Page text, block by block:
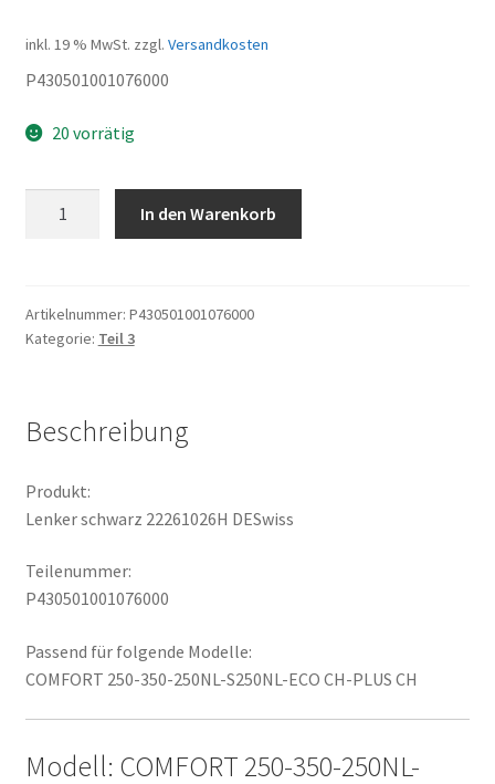
inkl. 19 % MwSt. zzgl. Versandkosten
P430501001076000
20 vorrätig
Menge
In den Warenkorb
Artikelnummer: P430501001076000
Kategorie: Teil 3
Beschreibung
Produkt:
Lenker schwarz 22261026H DESwiss
Teilenummer:
P430501001076000
Passend für folgende Modelle:
COMFORT 250-350-250NL-S250NL-ECO CH-PLUS CH
Modell: COMFORT 250-350-250NL-